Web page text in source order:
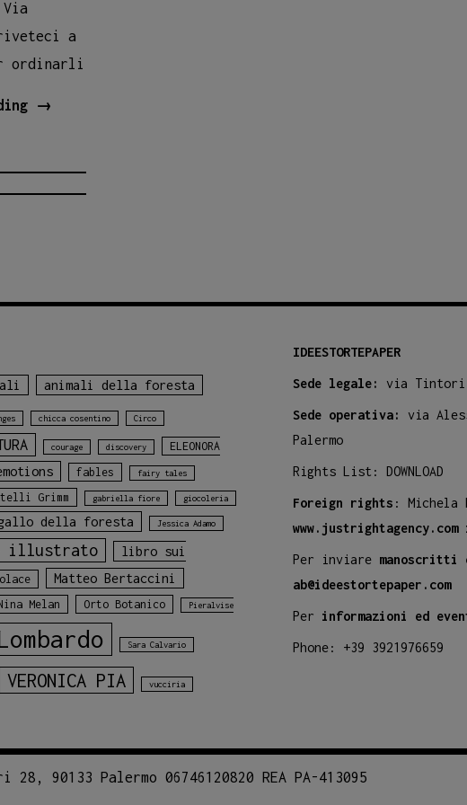
a
ordinarli
Dove
→
animali della foresta
chicca cosentino Circo
courage discovery
ELEONORA
fables fairy tales
Grimm gabriella fiore giocoleria
della foresta Jessica Adamo
illustrato
libro sui
Matteo Bertaccini
Melan Orto Botanico Pieralvise
Sara Calvario
VERONICA PIA vucciria
IDEESTORTEPAPER
Sede legale: via Tintori
Sede operativa:
via
Palermo
Rights List:DOWNLOAD
Foreign rights :
www.justrightagency.com
Per inviare
ab@ideestortepaper.com
Per informazioni ed
Phone: +39 3921976659
90133 Palermo 06746120820 REA PA-413095